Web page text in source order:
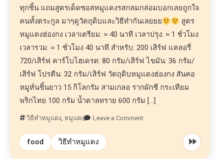
ทุกชิ้น แถมสูตรเด็ดซอสหมูแดงรสกลมกล่อมบอกเลยถูกใจ
คนทั้งตระกูล มาๆดูวัตถุดิบและวิธีทำกันเลยยย
สูตร
หมูแดงฮ่องกง เวลาเตรียม: ≈ 40 นาที เวลาปรุง: ≈ 1 ชั่วโมง
เวลารวม: ≈ 1 ชั่วโมง 40 นาที สำหรับ: 200 เสิร์ฟ แคลอรี่:
720/เสิร์ฟ คาร์โบไฮเดรต: 80 กรัม/เสิร์ฟ ไขมัน: 36 กรัม/
เสิร์ฟ โปรตีน: 32 กรัม/เสิร์ฟ วัตถุดิบหมูแดงฮ่องกง สันคอ
หมูหั่นชิ้นยาว 15 กิโลกรัม สามเกลอ รากผักชี กระเทียม
พริกไทย 100 กรัม น้ำตาลทราย 600 กรัม […]
วิธีทำหมูแดง,หมูแดง Leave a Comment
food วิธีทำหมูแดง